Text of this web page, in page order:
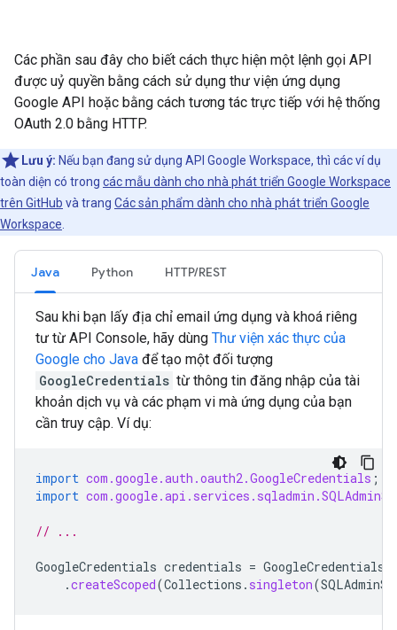
Các phần sau đây cho biết cách thực hiện một lệnh gọi API
được uỷ quyền bằng cách sử dụng thư viện ứng dụng
Google API hoặc bằng cách tương tác trực tiếp với hệ thống
OAuth 2.0 bằng HTTP.
Lưu ý: Nếu bạn đang sử dụng API Google Workspace, thì các ví dụ
toàn diện có trong các mẫu dành cho nhà phát triển Google Workspace
trên GitHub và trang Các sản phẩm dành cho nhà phát triển Google
Workspace
Java Python HTTP/REST
Sau khi bạn lấy địa chỉ email ứng dụng và khoá riêng
tư từ API Console, hãy dùng Thư viện xác thực của
Google cho Java để tạo một đối tượng
GoogleCredentials từ thông tin đăng nhập của tài
khoản dịch vụ và các phạm vi mà ứng dụng của bạn
cần truy cập. Ví dụ:
import com.google.auth.oauth2.GoogleCredentials ;
import
// ...
GoogleCredentials credentials = GoogleCredentials
.createScoped(Collections . singleton(